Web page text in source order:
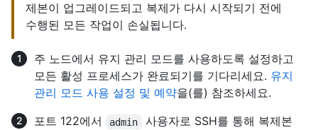
제본이 업그레이드되고 복제가 다시 시작되기 전에
수행된 모든 작업이 손실됩니다.
주 노드에서 유지 관리 모드를 사용하도록 설정하고
모든 활성 프로세스가 완료되기를 기다리세요. 유지
관리 모드 사용 설정 및 예약을(를) 참조하세요.
포트 122에서
admin
사용자로 SSH를 통해 복제본